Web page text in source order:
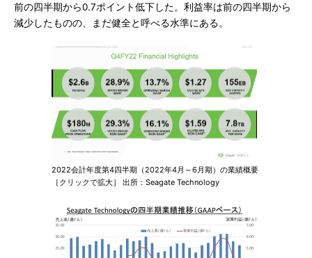
前の四半期から0.7ポイント低下した。利益率は前の四半期から
減少したものの、まだ健全と呼べる水準にある。
2022会計年度第4四半期（2022年4月～6月期）の業績概要
［クリックで拡大］ 出所：Seagate Technology